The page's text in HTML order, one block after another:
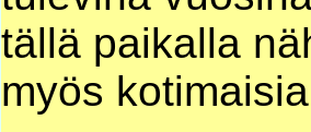
tällä paikalla
myös